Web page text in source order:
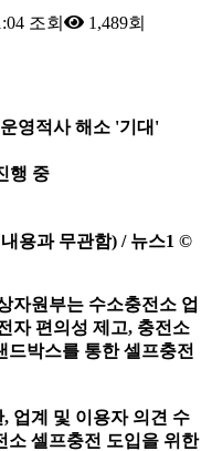
조회 1,489회
영적사 해소 '기대'
행 중
용과 무관함) / 뉴스1 ©
자원부는 수소충전소 업
자 편의성 제고, 충전소
박스를 통한 셀프충전
업계 및 이용자 의견 수
소 셀프충전 도입을 위한